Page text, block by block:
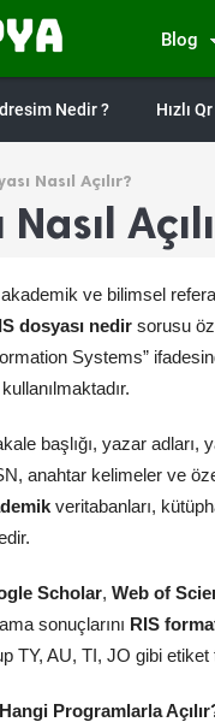
Blog
Nedir ? Hızlı
Nasıl Açılır?
ve bilimsel
dosyası nedir sorusu
Systems”
başlığı, yazar adları,
anahtar kelimeler ve
veritabanları,
Scholar, Web of
sonuçlarını RIS
TY, AU, TI, JO gibi etiket
Programlarla